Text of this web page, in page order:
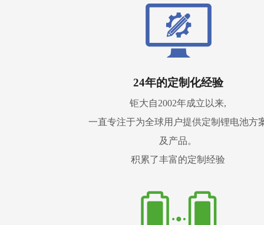
24年的定制化经验
钜大自2002年成立以来,
一直专注于为全球用户提供定制锂电池方
及产品。
积累了丰富的定制经验